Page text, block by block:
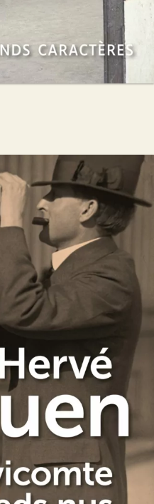
nus
26€